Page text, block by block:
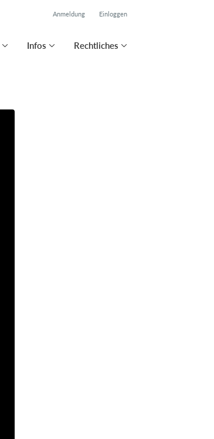
Anmeldung Einloggen
Infos Rechtliches